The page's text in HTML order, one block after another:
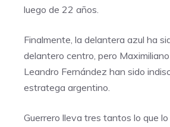
luego de 22 años.
Finalmente, la delantera azul ha
delantero centro, pero
Leandro Fernández han sido
estratega argentino.
Guerrero lleva tres tantos lo que